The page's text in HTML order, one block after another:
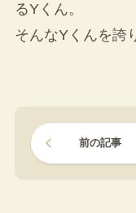
るYくん。
そんなYくんを誇
前の記事